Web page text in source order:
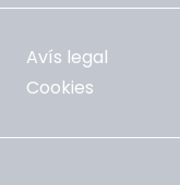
Avís legal
Cookies